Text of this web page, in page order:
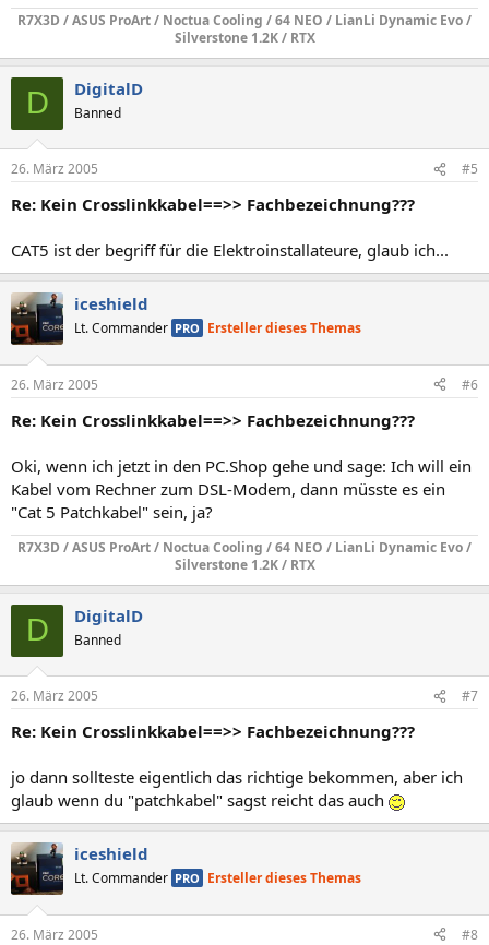
R7X3D / ASUS ProArt / Noctua Cooling / 64 NEO / LianLi Dynamic Evo /
Silverstone 1.2K / RTX
D DigitalD
Banned
26. März 2005 #5
Re: Kein Crosslinkkabel==>> Fachbezeichnung???
CAT5 ist der begriff für die Elektroinstallateure, glaub ich...
iceshield
Lt. Commander PRO Ersteller dieses Themas
26. März 2005 #6
Re: Kein Crosslinkkabel==>> Fachbezeichnung???
Oki, wenn ich jetzt in den PC.Shop gehe und sage: Ich will ein
Kabel vom Rechner zum DSL-Modem, dann müsste es ein
"Cat 5 Patchkabel" sein, ja?
R7X3D / ASUS ProArt / Noctua Cooling / 64 NEO / LianLi Dynamic Evo /
Silverstone 1.2K / RTX
D DigitalD
Banned
26. März 2005 #7
Re: Kein Crosslinkkabel==>> Fachbezeichnung???
jo dann sollteste eigentlich das richtige bekommen, aber ich
glaub wenn du "patchkabel" sagst reicht das auch
iceshield
Lt. Commander PRO Ersteller dieses Themas
26. März 2005 #8